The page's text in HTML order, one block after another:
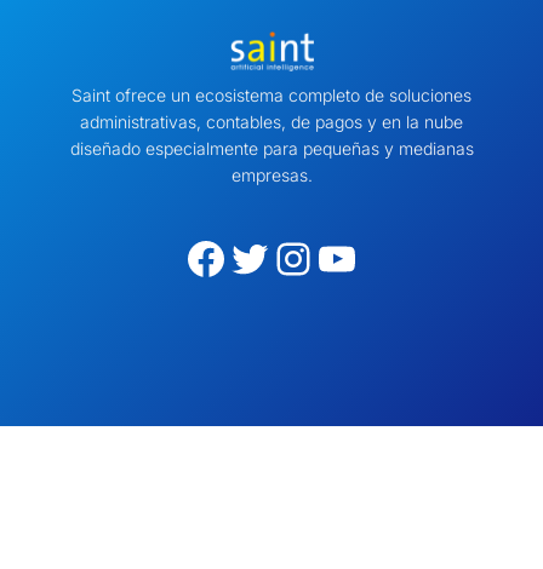
Saint ofrece un ecosistema completo de soluciones
administrativas, contables, de pagos y en la nube
diseñado especialmente para pequeñas y medianas
empresas.
Facebook Twitter Instagram YouTube